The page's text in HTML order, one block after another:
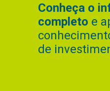
Conheça o
completo e
de